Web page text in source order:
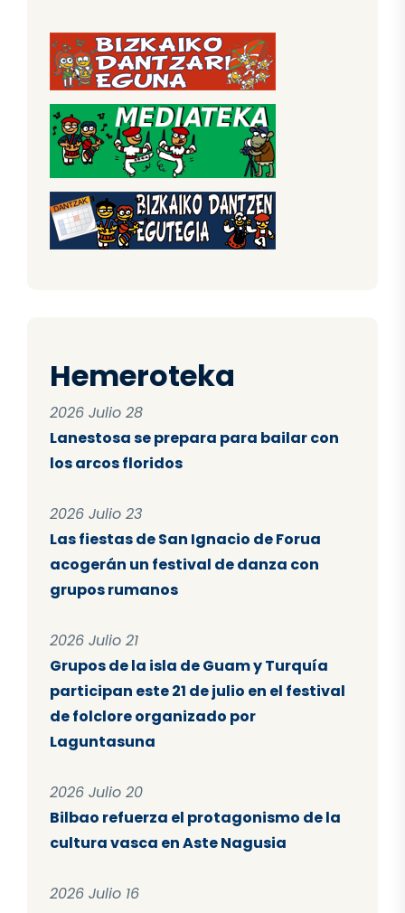
Hemeroteka
2026 Julio 28
Lanestosa se prepara para bailar con
los arcos floridos
2026 Julio 23
Las fiestas de San Ignacio de Forua
acogerán un festival de danza con
grupos rumanos
2026 Julio 21
Grupos de la isla de Guam y Turquía
participan este 21 de julio en el festival
de folclore organizado por
Laguntasuna
2026 Julio 20
Bilbao refuerza el protagonismo de la
cultura vasca en Aste Nagusia
2026 Julio 16